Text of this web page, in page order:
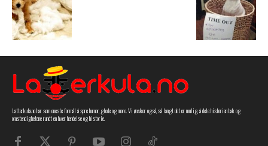
Latterkula.no har som eneste formål å spre humor, glede og moro. Vi ønsker også, så langt det er mulig, å dele historien bak og
omstendighetene rundt en hver hendelse og historie.